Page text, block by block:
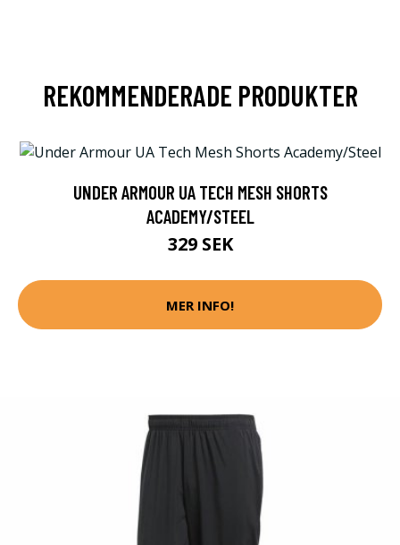
REKOMMENDERADE PRODUKTER
UNDER ARMOUR UA TECH MESH SHORTS
ACADEMY/STEEL
329 SEK
MER INFO!